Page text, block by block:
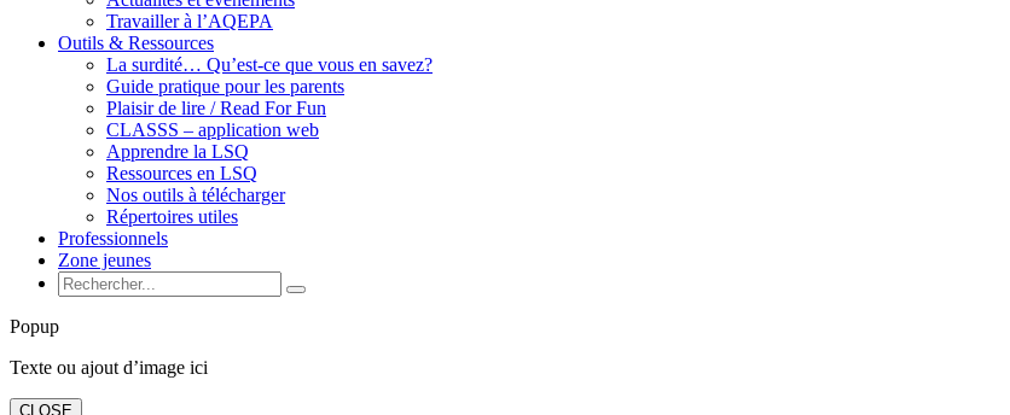
Travailler à l’AQEPA
Outils & Ressources
La surdité… Qu’est-ce que vous en savez?
Guide pratique pour les parents
Plaisir de lire / Read For Fun
CLASSS – application web
Apprendre la LSQ
Ressources en LSQ
Nos outils à télécharger
Répertoires utiles
Professionnels
Zone jeunes
Popup
Texte ou ajout d’image ici
CLOSE